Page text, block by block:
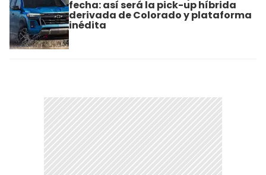
fecha: así será la pick-up híbrida
derivada de Colorado y plataforma
inédita